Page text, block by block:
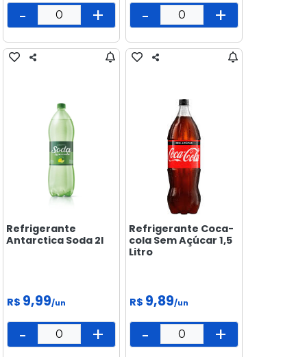
- + - +
Refrigerante
Antarctica Soda 2l
R$ 9,99/un
- +
Refrigerante Coca-
cola Sem Açúcar 1,5
Litro
R$ 9,89/un
- +